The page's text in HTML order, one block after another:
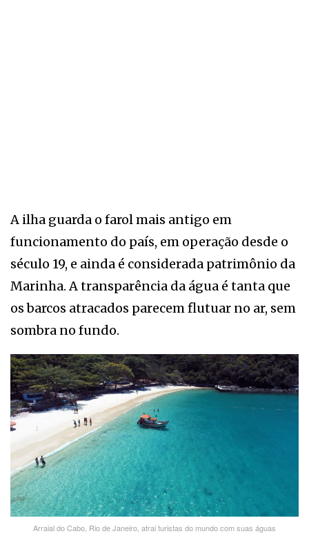
A ilha guarda o farol mais antigo em
funcionamento do país, em operação desde o
século 19, e ainda é considerada patrimônio da
Marinha. A transparência da água é tanta que
os barcos atracados parecem flutuar no ar, sem
sombra no fundo.
Arraial do Cabo, Rio de Janeiro, atrai turistas do mundo com suas águas